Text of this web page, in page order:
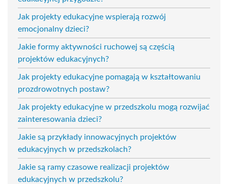
Jak projekty edukacyjne wspierają rozwój
emocjonalny dzieci?
Jakie formy aktywności ruchowej są częścią
projektów edukacyjnych?
Jak projekty edukacyjne pomagają w kształtowaniu
prozdrowotnych postaw?
Jak projekty edukacyjne w przedszkolu mogą rozwijać
zainteresowania dzieci?
Jakie są przykłady innowacyjnych projektów
edukacyjnych w przedszkolach?
Jakie są ramy czasowe realizacji projektów
edukacyjnych w przedszkolu?